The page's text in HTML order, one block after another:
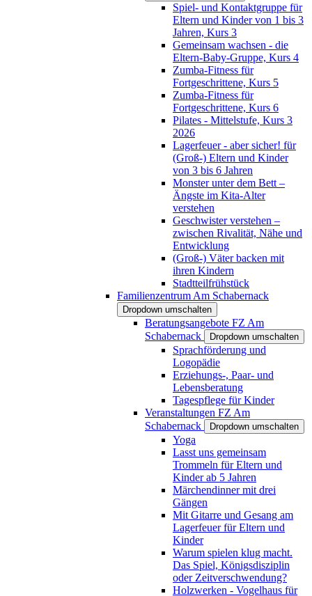
Spiel- und Kontaktgruppe für
Eltern und Kinder von 1 bis 3
Jahren, Kurs 3
Gemeinsam wachsen - die
Eltern-Baby-Gruppe, Kurs 4
Zumba-Fitness für
Fortgeschrittene, Kurs 5
Zumba-Fitness für
Fortgeschrittene, Kurs 6
Pilates - Mittelstufe, Kurs 3
2026
Lagerfeuer - aber sicher! für
(Groß-) Eltern und Kinder
von 3 bis 6 Jahren
Monster unter dem Bett –
Ängste im Kita-Alter
verstehen
Geschwister verstehen –
zwischen Rivalität, Nähe und
Entwicklung
(Groß-) Väter backen mit
ihren Kindern
Stadtteilfrühstück
Familienzentrum Am Schabernack
Dropdown umschalten
Beratungsangebote FZ Am
Schabernack
Dropdown umschalten
Sprachförderung und
Logopädie
Erziehungs-, Paar- und
Lebensberatung
Tagespflege für Kinder
Veranstaltungen FZ Am
Schabernack
Dropdown umschalten
Yoga
Lasst uns gemeinsam
Trommeln für Eltern und
Kinder ab 5 Jahren
Märchendinner mit drei
Gängen
Mit Gitarre und Gesang am
Lagerfeuer für Eltern und
Kinder
Warum spielen klug macht.
Das Spiel, Königsdisziplin
oder Zeitverschwendung?
Holzwerken - Vogelhaus für